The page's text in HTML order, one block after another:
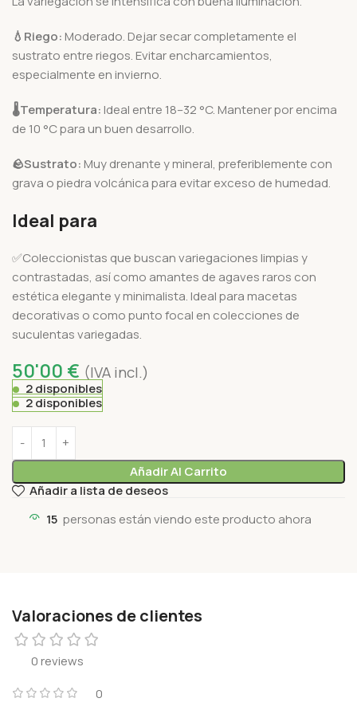
💧 Riego: Moderado. Dejar secar completamente el
sustrato entre riegos. Evitar encharcamientos,
especialmente en invierno.
🌡️Temperatura: Ideal entre 18–32 °C. Mantener por encima
de 10 °C para un buen desarrollo.
🪨Sustrato: Muy drenante y mineral, preferiblemente con
grava o piedra volcánica para evitar exceso de humedad.
Ideal para
✅Coleccionistas que buscan variegaciones limpias y
contrastadas, así como amantes de agaves raros con
estética elegante y minimalista. Ideal para macetas
decorativas o como punto focal en colecciones de
suculentas variegadas.
50'00 € (IVA incl.)
2 disponibles
2 disponibles
Añadir Al Carrito
Añadir a lista de deseos
15 personas están viendo este producto ahora
Valoraciones de clientes
0 reviews
0